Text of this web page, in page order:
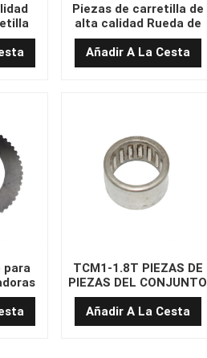
Piezas de carretilla de
alta calidad Rueda de
transmisión de piezas
CPD15-GD2 QT450-10
Añadir A La Cesta
para
TCM1-1.8T PIEZAS DE
PIEZAS DEL CONJUNTO
Añadir A La Cesta